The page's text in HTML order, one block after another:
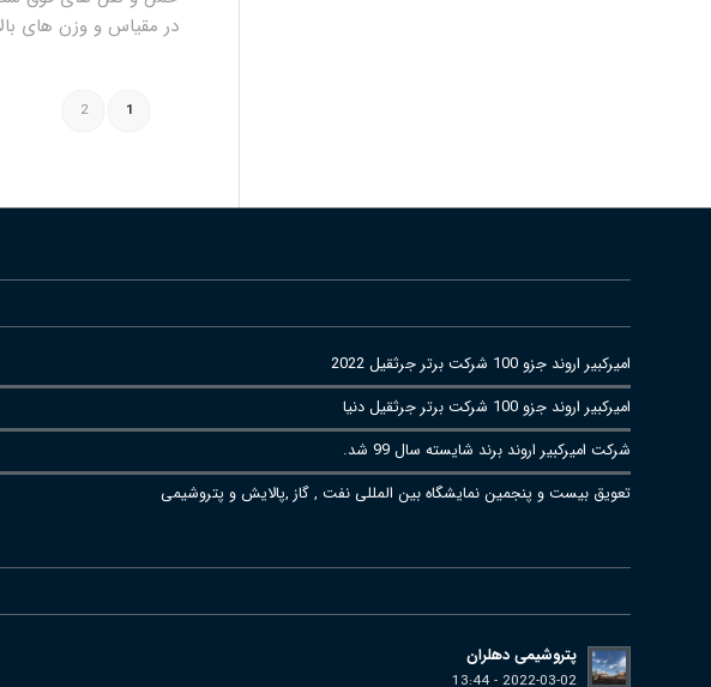
در مقیاس و وزن های
1
2
امیرکبیر اروند جزو 100 شرکت برتر جرثقیل 2022
امیرکبیر اروند جزو 100 شرکت برتر جرثقیل دنیا
شرکت امیرکبیر اروند برند شایسته سال 99 شد.
تعویق بیست و پنجمین نمایشگاه بین المللی نفت , گاز ,پالایش و پتروشیمی
پتروشیمی دهلران
2022-03-02 - 13:44